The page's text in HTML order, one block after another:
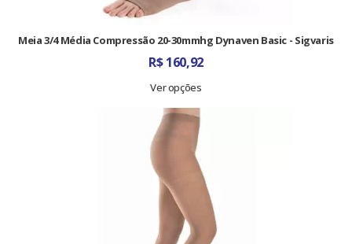
Meia 3/4 Média Compressão 20-30mmhg Dynaven Basic - Sigvaris
R$160,92
Ver opções